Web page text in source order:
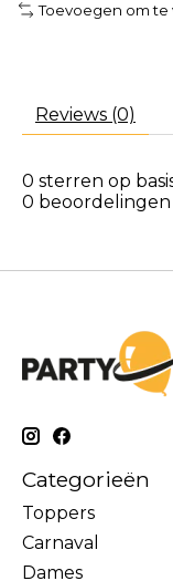
Toevoegen om te
Reviews (0)
0 sterren op
0 beoordelingen
Categorieën
Toppers
Carnaval
Dames